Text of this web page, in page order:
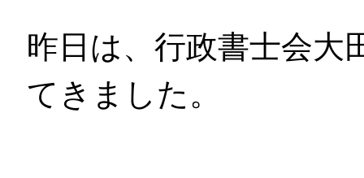
昨日は、行政書士会大
てきました。